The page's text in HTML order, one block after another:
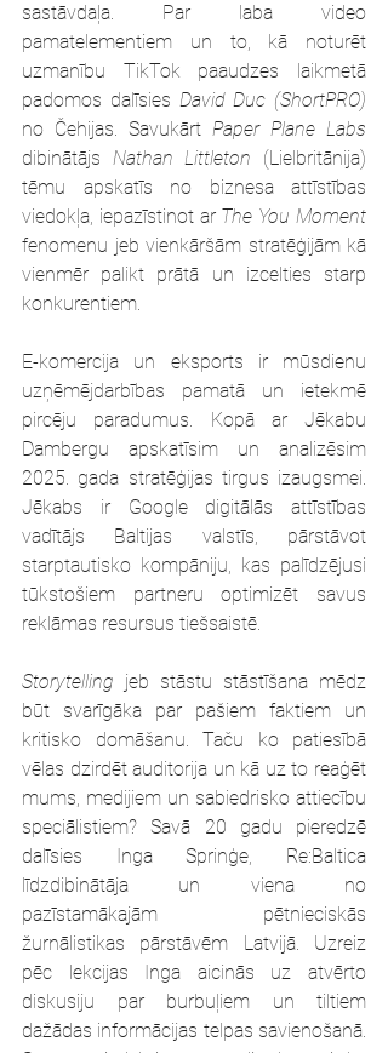
sastāvdaļa. Par laba video
pamatelementiem un to, kā noturēt
uzmanību TikTok paaudzes laikmetā
padomos dalīsies
no Čehijas. Savukārt Paper Plane Labs
dibinātājs Nathan Littleton (Lielbritānija)
tēmu apskatīs no biznesa attīstības
viedokļa, iepazīstinot ar The You Moment
fenomenu jeb vienkāršām stratēģijām kā
vienmēr palikt prātā un izcelties starp
konkurentiem.
E-komercija un eksports ir mūsdienu
uzņēmējdarbības pamatā un ietekmē
pircēju paradumus. Kopā ar Jēkabu
Dambergu apskatīsim un analizēsim
2025. gada stratēģijas tirgus izaugsmei.
Jēkabs ir Google digitālās attīstības
vadītājs Baltijas valstīs, pārstāvot
starptautisko kompāniju, kas palīdzējusi
tūkstošiem partneru optimizēt savus
reklāmas resursus tiešsaistē.
Storytelling jeb stāstu stāstīšana mēdz
būt svarīgāka par pašiem faktiem un
kritisko domāšanu. Taču ko patiesībā
vēlas dzirdēt auditorija un kā uz to reaģēt
mums, medijiem un sabiedrisko attiecību
speciālistiem? Savā 20 gadu pieredzē
dalīsies Inga Sprinģe, Re:Baltica
līdzdibinātāja un viena no
pazīstamākajām pētnieciskās
žurnālistikas pārstāvēm Latvijā. Uzreiz
pēc lekcijas Inga aicinās uz atvērto
diskusiju par burbuļiem un tiltiem
dažādas informācijas telpas savienošanā.